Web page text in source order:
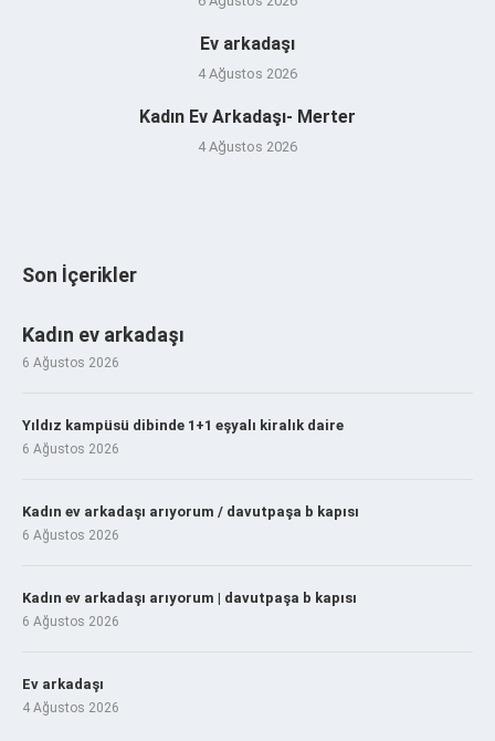
Ev arkadaşı
4 Ağustos 2026
Kadın Ev Arkadaşı- Merter
4 Ağustos 2026
Son İçerikler
Kadın ev arkadaşı
6 Ağustos 2026
Yıldız kampüsü dibinde 1+1 eşyalı kiralık daire
6 Ağustos 2026
Kadın ev arkadaşı arıyorum / davutpaşa b kapısı
6 Ağustos 2026
Kadın ev arkadaşı arıyorum | davutpaşa b kapısı
6 Ağustos 2026
Ev arkadaşı
4 Ağustos 2026